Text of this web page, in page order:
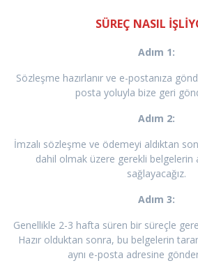
SÜREÇ NASIL
Adım 1:
Sözleşme hazırlanır ve e-postanıza
posta yoluyla bize geri
Adım 2:
İmzalı sözleşme ve ödemeyi aldıktan
dahil olmak üzere gerekli belgelerin
sağlayacağız.
Adım 3:
Genellikle 2-3 hafta süren bir süreçle
Hazır olduktan sonra, bu belgelerin
aynı e-posta adresine